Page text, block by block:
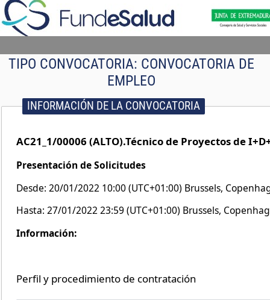
TIPO CONVOCATORIA: CONVOCATORIA DE
EMPLEO
INFORMACIÓN DE LA CONVOCATORIA
AC21_1/00006 (ALTO).Técnico de Proyectos de
Presentación de Solicitudes
Desde: 20/01/2022 10:00 (UTC+01:00) Brussels,
Hasta: 27/01/2022 23:59 (UTC+01:00) Brussels,
Información:
Perfil y procedimiento de contratación